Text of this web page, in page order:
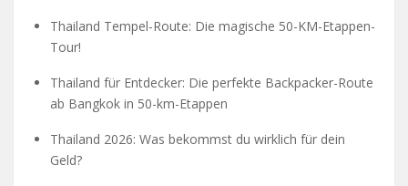
Thailand Tempel-Route: Die magische 50-KM-Etappen-
Tour!
Thailand für Entdecker: Die perfekte Backpacker-Route
ab Bangkok in 50-km-Etappen
Thailand 2026: Was bekommst du wirklich für dein
Geld?